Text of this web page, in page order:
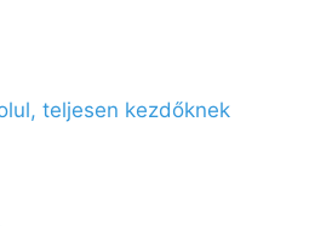
teljesen kezdőknek